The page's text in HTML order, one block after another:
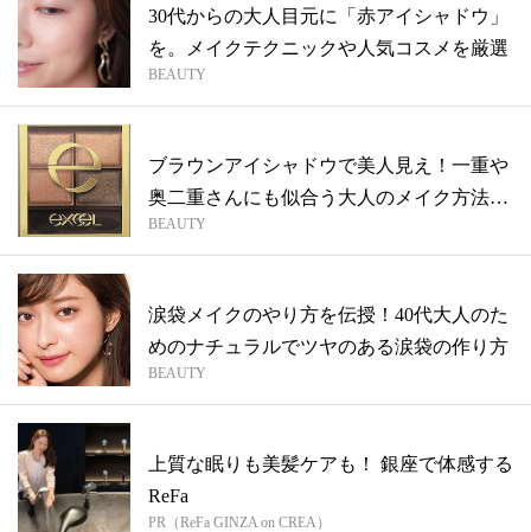
30代からの大人目元に「赤アイシャドウ」
を。メイクテクニックや人気コスメを厳選
BEAUTY
ブラウンアイシャドウで美人見え！一重や
奥二重さんにも似合う大人のメイク方法も
伝授
BEAUTY
涙袋メイクのやり方を伝授！40代大人のた
めのナチュラルでツヤのある涙袋の作り方
BEAUTY
上質な眠りも美髪ケアも！ 銀座で体感する
ReFa
PR（ReFa GINZA on CREA）